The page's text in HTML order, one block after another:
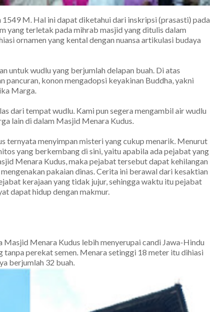
M. Hal ini dapat diketahui dari inskripsi (prasasti) pada
yang terletak pada mihrab masjid yang ditulis dalam
ornamen yang kental dengan nuansa artikulasi budaya
untuk wudlu yang berjumlah delapan buah. Di atas
pancuran, konon mengadopsi keyakinan Buddha, yakni
Marga.
dari tempat wudlu. Kami pun segera mengambil air wudlu
lain di dalam Masjid Menara Kudus.
ternyata menyimpan misteri yang cukup menarik. Menurut
yang berkembang di sini, yaitu apabila ada pejabat yang
Menara Kudus, maka pejabat tersebut dapat kehilangan
pakaian dinas. Cerita ini berawal dari kesaktian
kerajaan yang tidak jujur, sehingga waktu itu pejabat
dapat hidup dengan makmur.
Masjid Menara Kudus lebih menyerupai candi Jawa-Hindu
perekat semen. Menara setinggi 18 meter itu dihiasi
berjumlah 32 buah.